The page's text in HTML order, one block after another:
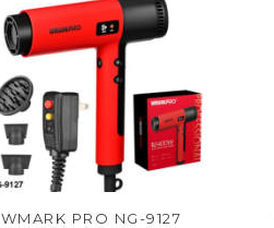
WMARK PRO NG-9127